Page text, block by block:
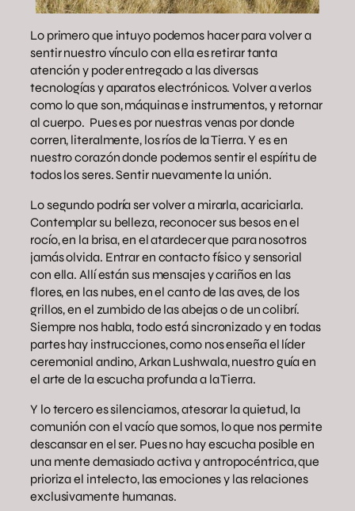
Lo primero que intuyo podemos hacer para volver a
sentir nuestro vínculo con ella es retirar tanta
atención y poder entregado a las diversas
tecnologías y aparatos electrónicos. Volver a verlos
como lo que son, máquinas e instrumentos, y retornar
al cuerpo. Pues es por nuestras venas por donde
corren, literalmente, los ríos de la Tierra. Y es en
nuestro corazón donde podemos sentir el espíritu de
todos los seres. Sentir nuevamente la unión.
Lo segundo podría ser volver a mirarla, acariciarla.
Contemplar su belleza, reconocer sus besos en el
rocío, en la brisa, en el atardecer que para nosotros
jamás olvida. Entrar en contacto físico y sensorial
con ella. Allí están sus mensajes y cariños en las
flores, en las nubes, en el canto de las aves, de los
grillos, en el zumbido de las abejas o de un colibrí.
Siempre nos habla, todo está sincronizado y en todas
partes hay instrucciones, como nos enseña el líder
ceremonial andino, Arkan Lushwala, nuestro guía en
el arte de la escucha profunda a la Tierra.
Y lo tercero es silenciarnos, atesorar la quietud, la
comunión con el vacío que somos, lo que nos permite
descansar en el ser. Pues no hay escucha posible en
una mente demasiado activa y antropocéntrica, que
prioriza el intelecto, las emociones y las relaciones
exclusivamente humanas.